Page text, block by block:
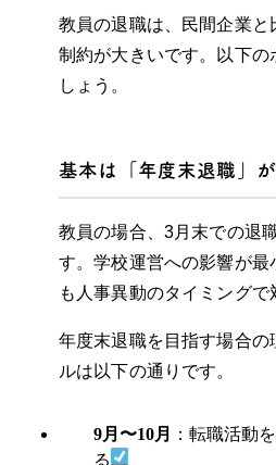
教員の退職は、民間企業と
制約が大きいです。以下の
しょう。
基本は「年度末退職」
教員の場合、3月末での退
す。学校運営への影響が最
も人事異動のタイミングで
年度末退職を目指す場合の
ルは以下の通りです。
9月〜10月
：転職活動
る